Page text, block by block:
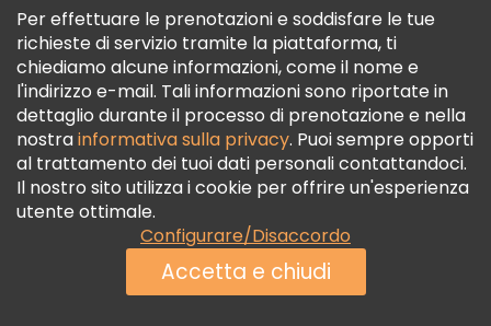
Informativa Sui Cookie
Freetour Premi
Programma Di Fidelizzazione
Per effettuare le prenotazioni e soddisfare le tue
richieste di servizio tramite la piattaforma, ti
chiediamo alcune informazioni, come il nome e
l'indirizzo e-mail. Tali informazioni sono riportate in
dettaglio durante il processo di prenotazione e nella
nostrainformativa sulla privacy. Puoi sempre opporti
al trattamento dei tuoi dati personali contattandoci.
Il nostro sito utilizza i cookie per offrire un'esperienza
utente ottimale.
Configurare/Disaccordo
Accetta e chiudi